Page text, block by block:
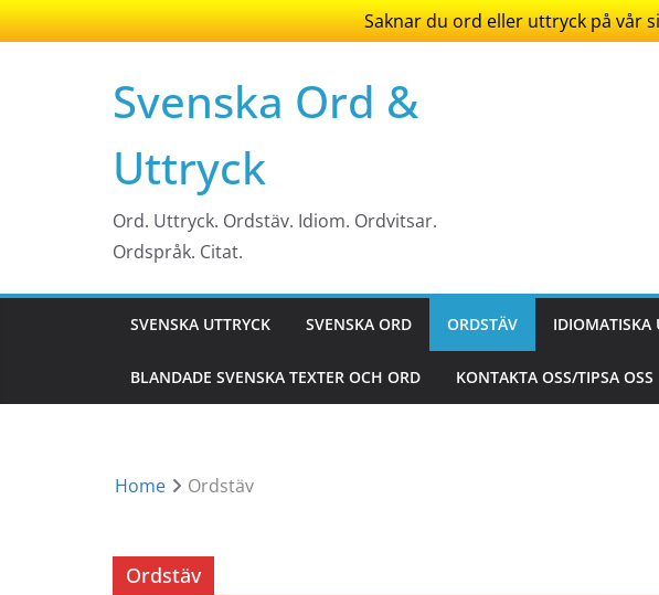
Saknar du ord eller uttryck på vår
Svenska Ord &
Uttryck
Ord. Uttryck. Ordstäv. Idiom. Ordvitsar.
Ordspråk. Citat.
SVENSKA UTTRYCK SVENSKA ORD ORDSTÄV IDIOMATISKA
BLANDADE SVENSKA TEXTER OCH ORD KONTAKTA OSS/TIPSA OSS
Home Ordstäv
Ordstäv